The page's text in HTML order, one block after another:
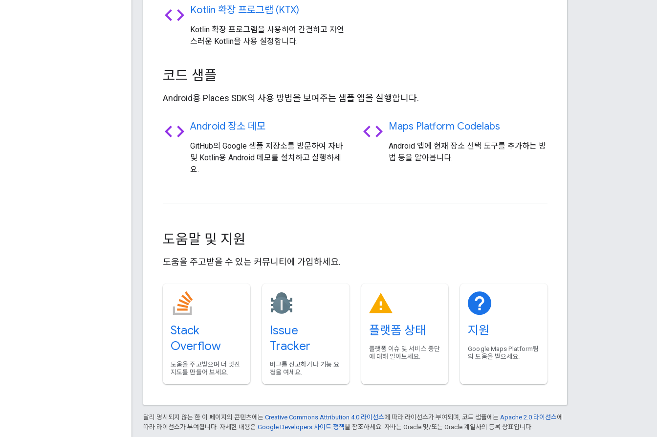
code Kotlin 확장 프로그램 (KTX)
Kotlin 확장 프로그램을 사용하여 간결하고 자연
스러운 Kotlin을 사용 설정합니다.
코드 샘플
Android용 Places SDK의 사용 방법을 보여주는 샘플 앱을 실행합니다.
code Android 장소 데모
GitHub의 Google 샘플 저장소를 방문하여 자바
및 Kotlin용 Android 데모를 설치하고 실행하세
요.
code Maps Platform Codelabs
Android 앱에 현재 장소 선택 도구를 추가하는 방
법 등을 알아봅니다.
도움말 및 지원
도움을 주고받을 수 있는 커뮤니티에 가입하세요.
Stack
Overflow
도움을 주고받으며 더 멋진
지도를 만들어 보세요.
Issue
Tracker
버그를 신고하거나 기능 요
청을 여세요.
플랫폼 상태
플랫폼 이슈 및 서비스 중단
에 대해 알아보세요.
지원
Google Maps Platform팀
의 도움을 받으세요.
달리 명시되지 않는 한 이 페이지의 콘텐츠에는 Creative Commons Attribution 4.0 라이선스에 따라 라이선스가 부여되며, 코드 샘플에는 Apache 2.0 라이선스에
따라 라이선스가 부여됩니다. 자세한 내용은 Google Developers 사이트 정책을 참조하세요. 자바는 Oracle 및/또는 Oracle 계열사의 등록 상표입니다.